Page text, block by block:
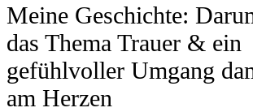
Meine Geschichte:
das Thema Trauer & ein
gefühlvoller Umgang
am Herzen